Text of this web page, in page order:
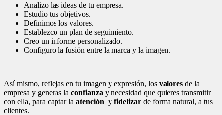
Analizo las ideas de tu empresa.
Estudio tus objetivos.
Definimos los valores.
Establezco un plan de seguimiento.
Creo un informe personalizado.
Configuro la fusión entre la marca y la imagen.
Así mismo, reflejas en tu imagen y expresión, los valores de la
empresa y generas la confianza y necesidad que quieres transmitir
con ella, para captar la atención y fidelizar de forma natural, a tus
clientes.